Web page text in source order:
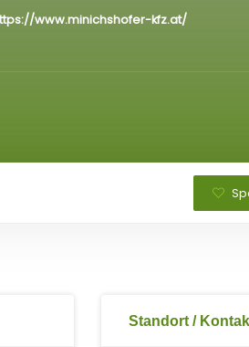
www.minichshofer-kfz.at/
Standort /